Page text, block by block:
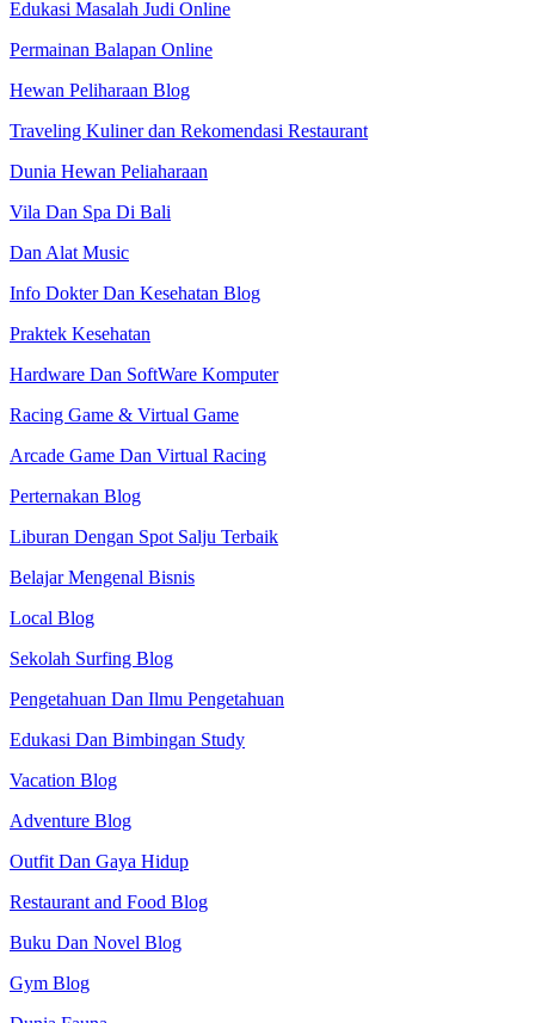
Edukasi Masalah Judi Online
Permainan Balapan Online
Hewan Peliharaan Blog
Traveling Kuliner dan Rekomendasi Restaurant
Dunia Hewan Peliaharaan
Vila Dan Spa Di Bali
Dan Alat Music
Info Dokter Dan Kesehatan Blog
Praktek Kesehatan
Hardware Dan SoftWare Komputer
Racing Game & Virtual Game
Arcade Game Dan Virtual Racing
Perternakan Blog
Liburan Dengan Spot Salju Terbaik
Belajar Mengenal Bisnis
Local Blog
Sekolah Surfing Blog
Pengetahuan Dan Ilmu Pengetahuan
Edukasi Dan Bimbingan Study
Vacation Blog
Adventure Blog
Outfit Dan Gaya Hidup
Restaurant and Food Blog
Buku Dan Novel Blog
Gym Blog